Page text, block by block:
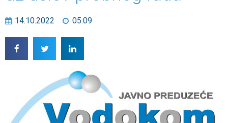
14.10.2022 05:09